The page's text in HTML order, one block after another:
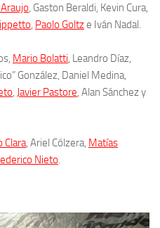
, Gaston Beraldi, Kevin Cura,
, Paolo Goltze Iván Nadal.
Mario Bolatti, Leandro Díaz,
González, Daniel Medina,
, Javier Pastore, Alan Sánchez y
Clara, Ariel Cólzera, Matías
Nieto.